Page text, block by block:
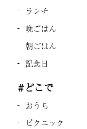
ランチ
晩ごはん
朝ごはん
記念日
#どこで
おうち
ピクニック